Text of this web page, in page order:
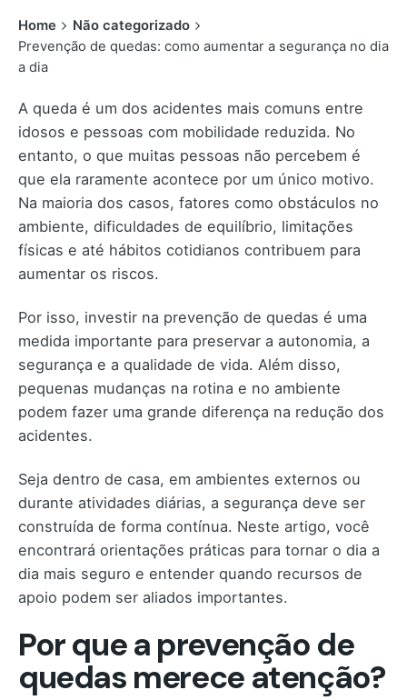
Home
Não categorizado
Prevenção de quedas: como aumentar a segurança no dia
a dia
A queda é um dos acidentes mais comuns entre
idosos e pessoas com mobilidade reduzida. No
entanto, o que muitas pessoas não percebem é
que ela raramente acontece por um único motivo.
Na maioria dos casos, fatores como obstáculos no
ambiente, dificuldades de equilíbrio, limitações
físicas e até hábitos cotidianos contribuem para
aumentar os riscos.
Por isso, investir na prevenção de quedas é uma
medida importante para preservar a autonomia, a
segurança e a qualidade de vida. Além disso,
pequenas mudanças na rotina e no ambiente
podem fazer uma grande diferença na redução dos
acidentes.
Seja dentro de casa, em ambientes externos ou
durante atividades diárias, a segurança deve ser
construída de forma contínua. Neste artigo, você
encontrará orientações práticas para tornar o dia a
dia mais seguro e entender quando recursos de
apoio podem ser aliados importantes.
Por que a prevenção de
quedas merece atenção?